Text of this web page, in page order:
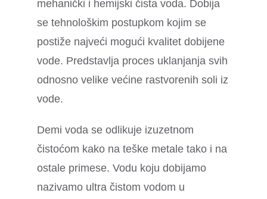
mehanički i hemijski čista voda. Dobija
se tehnološkim postupkom kojim se
postiže najveći mogući kvalitet dobijene
vode. Predstavlja proces uklanjanja svih
odnosno velike većine rastvorenih soli iz
vode.
Demi voda se odlikuje izuzetnom
čistoćom kako na teške metale tako i na
ostale primese. Vodu koju dobijamo
nazivamo ultra čistom vodom u